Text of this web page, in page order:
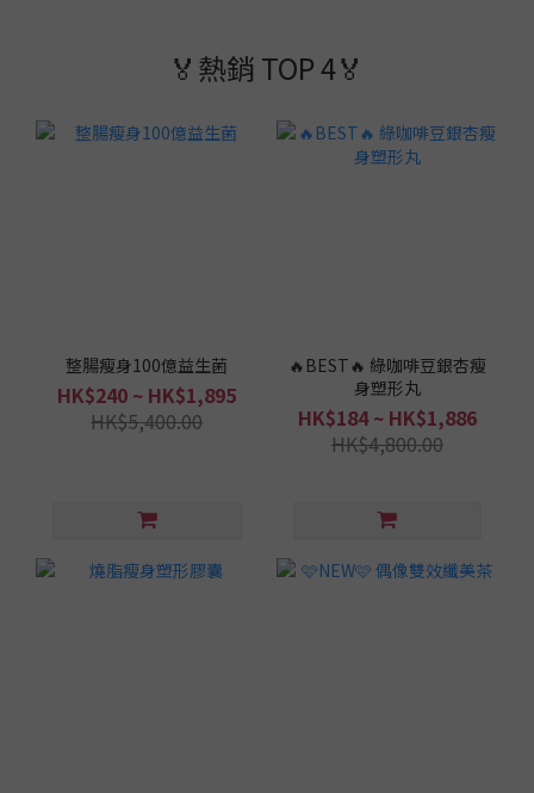
🏅熱銷 TOP 4🏅
整腸瘦身100億益生菌
HK$240 ~ HK$1,895
HK$5,400.00
🔥BEST🔥 綠咖啡豆銀杏瘦
身塑形丸
HK$184 ~ HK$1,886
HK$4,800.00